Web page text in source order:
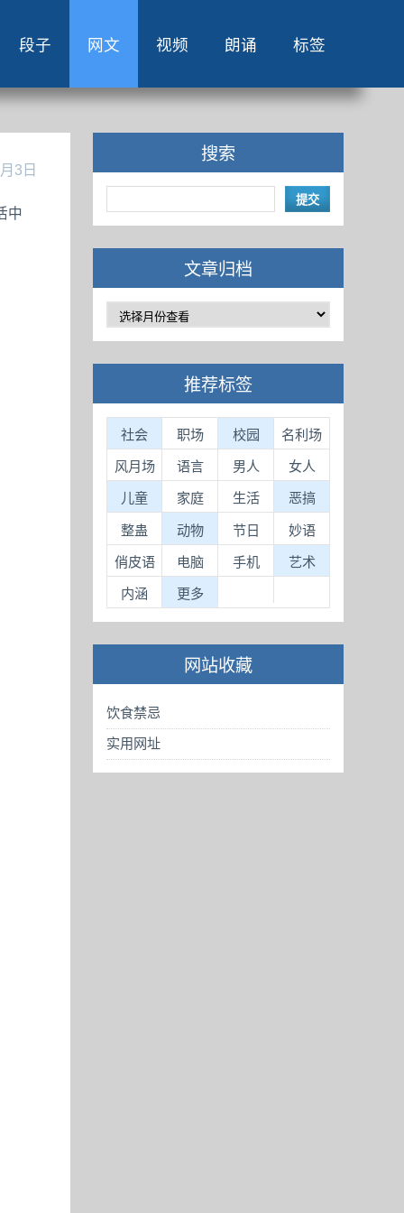
段子 网文 视频 朗诵 标签
3日
中
搜索
文章归档
推荐标签
社会 职场 校园 名利场
风月场 语言 男人 女人
儿童 家庭 生活 恶搞
整蛊 动物 节日 妙语
俏皮语 电脑 手机 艺术
内涵 更多
网站收藏
饮食禁忌
实用网址